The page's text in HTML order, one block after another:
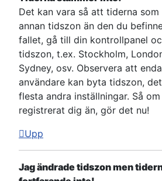
Det kan vara så att tiderna
annan tidszon än den du
fallet, gå till din kontrollpanel
tidszon, t.ex. Stockholm,
Sydney, osv. Observera att
användare kan byta tidszon,
flesta andra inställningar. Så
registrerat dig än, gör det nu!
Upp
Jag ändrade tidszon men